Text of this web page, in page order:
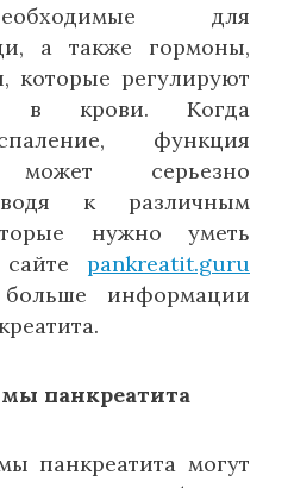
для
а также гормоны,
которые регулируют
в крови. Когда
функция
может серьезно
к различным
нужно уметь
pankreatit.guru
информации
панкреатита
панкреатита могут